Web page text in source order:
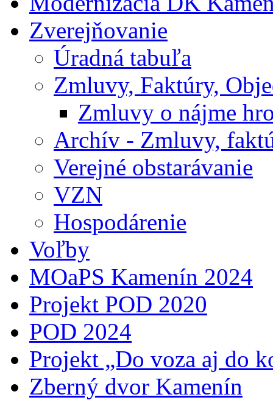
Zverejňovanie
Úradná tabuľa
Zmluvy, Faktúry,
Zmluvy o nájme
Archív - Zmluvy,
Verejné obstarávanie
VZN
Hospodárenie
Voľby
MOaPS Kamenín 2024
Projekt POD 2020
POD 2024
Projekt „Do voza aj do
Zberný dvor Kamenín